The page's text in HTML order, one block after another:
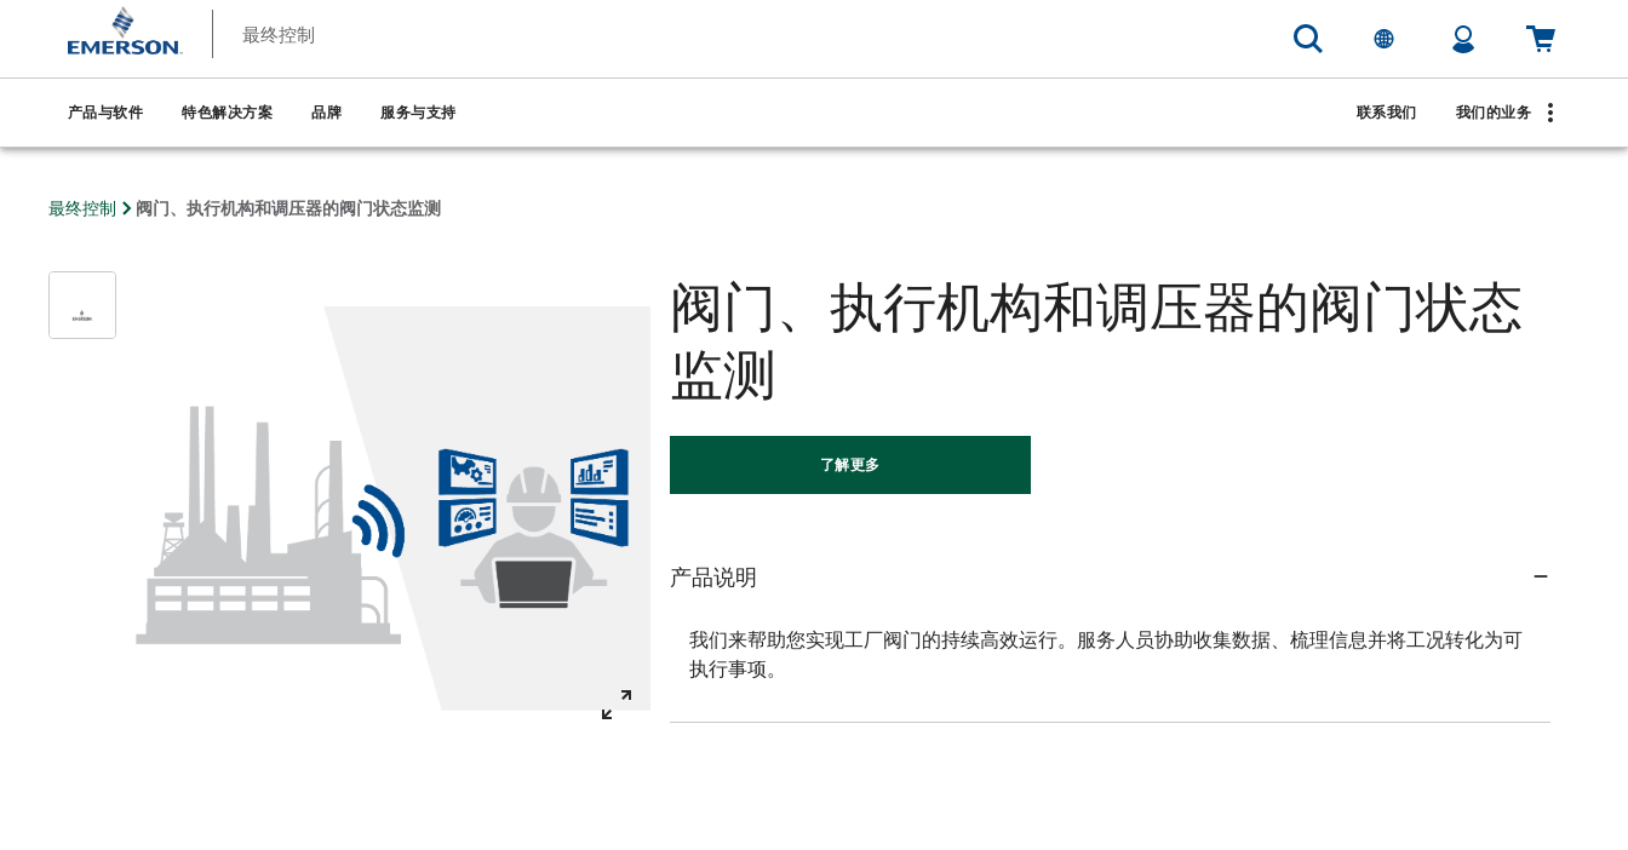
最终控制
产品与软件 特色解决方案 品牌 服务与支持 联系我们 我们的业务
最终控制 阀门、执行机构和调压器的阀门状态监测
阀门、执行机构和调压器的阀门状态
监测
了解更多
产品说明
我们来帮助您实现工厂阀门的持续高效运行。服务人员协助收集数据、梳理信息并将工况转化为可
执行事项。